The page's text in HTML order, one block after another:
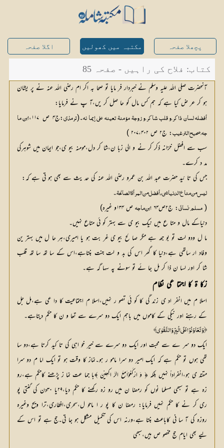
پچھلا صفحہ مکتبہ میں کھولیں اگلا صفحہ
کتاب: فلاح کی راہیں - صفحہ 85
آنحضرت صلی اللہ علیہ وسلم نے خبردار فر مایا تو صحا بہ اکر ام رضی اللہ عنہ نے پر یشان
ہو کر عر ض کیا ہے کہ ہم کس مال کو حا صل کر یں،آ پ نے فرمایا:
أفضلہ لسان ذاکر،و قلب شاکر،و زوجۃ مؤمنۃ تعینہ علی اِیما نہ۔(ترمذی:ج۴ ص ۱۱۷،
جہ،صحیح التر غیب : ج۲ ص ۲۰۷،۴۰۲ )
سب سے افضل خزانہ ذکر کر نے و الی زبا ن،شا کر دل،مومنہ بیو ی،جو ایمان میں شوہرکی
مد د کرے۔
جس کی تا ئید حضرت عبد اللہ بن عمرو رضی اللہ عنہ کی حد یث سے بھی ہو تی ہے کہ:
لیس من متا ع الد نیا شی ء أفضل من المرأۃ الصا لحۃ۔
( مسلم’ نسا ئی : ج۲ص۶۴ ابن ما جہ ص ۱۳۴و غیرہ)
دنیاکے مال و متا ع میں نیک بیو ی سے بہتر کو ئی متاع نہیں۔
ما ل ودو لت تو بو جھ ہے مگر صا لح بیو ی غر بت ہو یا امیری،ہر حا ل میں بہتر ین
وفاد ار ساتھی ہے،دنیا کا گھر اس کی بد و لت جنت بنتاہے،اس کے سا تھ سا تھ قلب
شا کر اور لسا ن ذا کر مل جا ئے تو سونے پہ سہا گہ ہے۔
زکا ۃ کا اجتما عی نظام
اسلا م میں انفر اد ی زند گی کا کو ئی تصو ر نہیں،اسلا م اجتماعیت کا دا عی ہے،مل جل
کے رہنے اور نیکی کے کاموں میں باہم ایک دو سرے سے تعا و ن کا حکم دیتاہے۔
﴿ وَ تَعَاوَنُوْا عَلَی الْبِرِّ وَ التَّقْوٰ ی ﴾
ایک دو سر ے سے محبت اور ایک دو سرے سے خیر خو اہی کی تا کید کرتا ہے،دو سا
تھی ہوں تو حکم ہے کہ ایک امیر دو سرا مامو ر ہو۔نماز کا وقت ہو تو ایک اما م دو سرا
مقتد ی ہو،انفراداً نہیں بلکہ ﴿ وَ ارْکَعُوْا َمعَ الرَّ اکِعِیْنَ ﴾با جما عت نما ز پڑھنے کاحکم ہے،رو
زہ ہے تو سبھی مسلما نوں کو رمضا ن میں رو زہ رکھنے کا حکم دیا،۲۹یا ۳۰دن کی گنتی پو
ری کر نے کا حکم نہیں فرمایا: رمضا ن کا پو ر ا ماحو ل،سحری،افطاری،ترا ویح وغیرہ
روزہ کی آ سا نی کاباعث بنتا ہے،ورنہ اس کی تکمیل مشکل ہو جا تی۔حج ہے تو اس کے
لیے بھی ایام حج مخصو ص ہیں،سبھی